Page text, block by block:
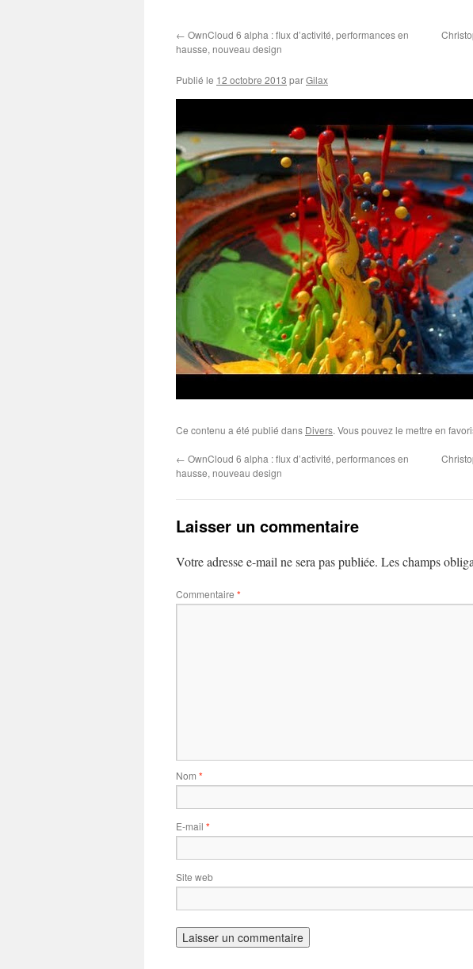
← OwnCloud 6 alpha : flux d’activité, performances en
hausse, nouveau design
Publié le 12 octobre 2013 parGilax
Ce contenu a été publié dans Divers. Vous pouvez le mettre en
← OwnCloud 6 alpha : flux d’activité, performances en
hausse, nouveau design
Laisser un commentaire
Votre adresse e-mail ne sera pas publiée. Les champs
Commentaire *
Nom *
E-mail *
Site web